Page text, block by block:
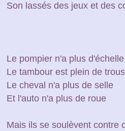
Son lassés des jeux et des
Le pompier n'a plus d'échelle
Le tambour est plein de trous
Le cheval n'a plus de selle
Et l'auto n'a plus de roue
Mais ils se soulèvent contre